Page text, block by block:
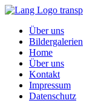
Über uns
Bildergalerien
Home
Über uns
Kontakt
Impressum
Datenschutz